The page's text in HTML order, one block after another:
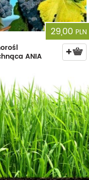
29,00 PLN
ANIA